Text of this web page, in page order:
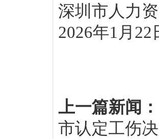
深圳市人力
2026年1月22
上一篇新闻：
市认定工伤